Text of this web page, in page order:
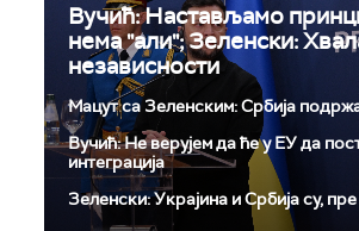
Вучић: Настављамо
нема "али"; Зеленски:
независности
Мацут са Зеленским: Србија
Вучић: Не верујем да ће у ЕУ да
интеграција
Зеленски: Украјина и Србија су,